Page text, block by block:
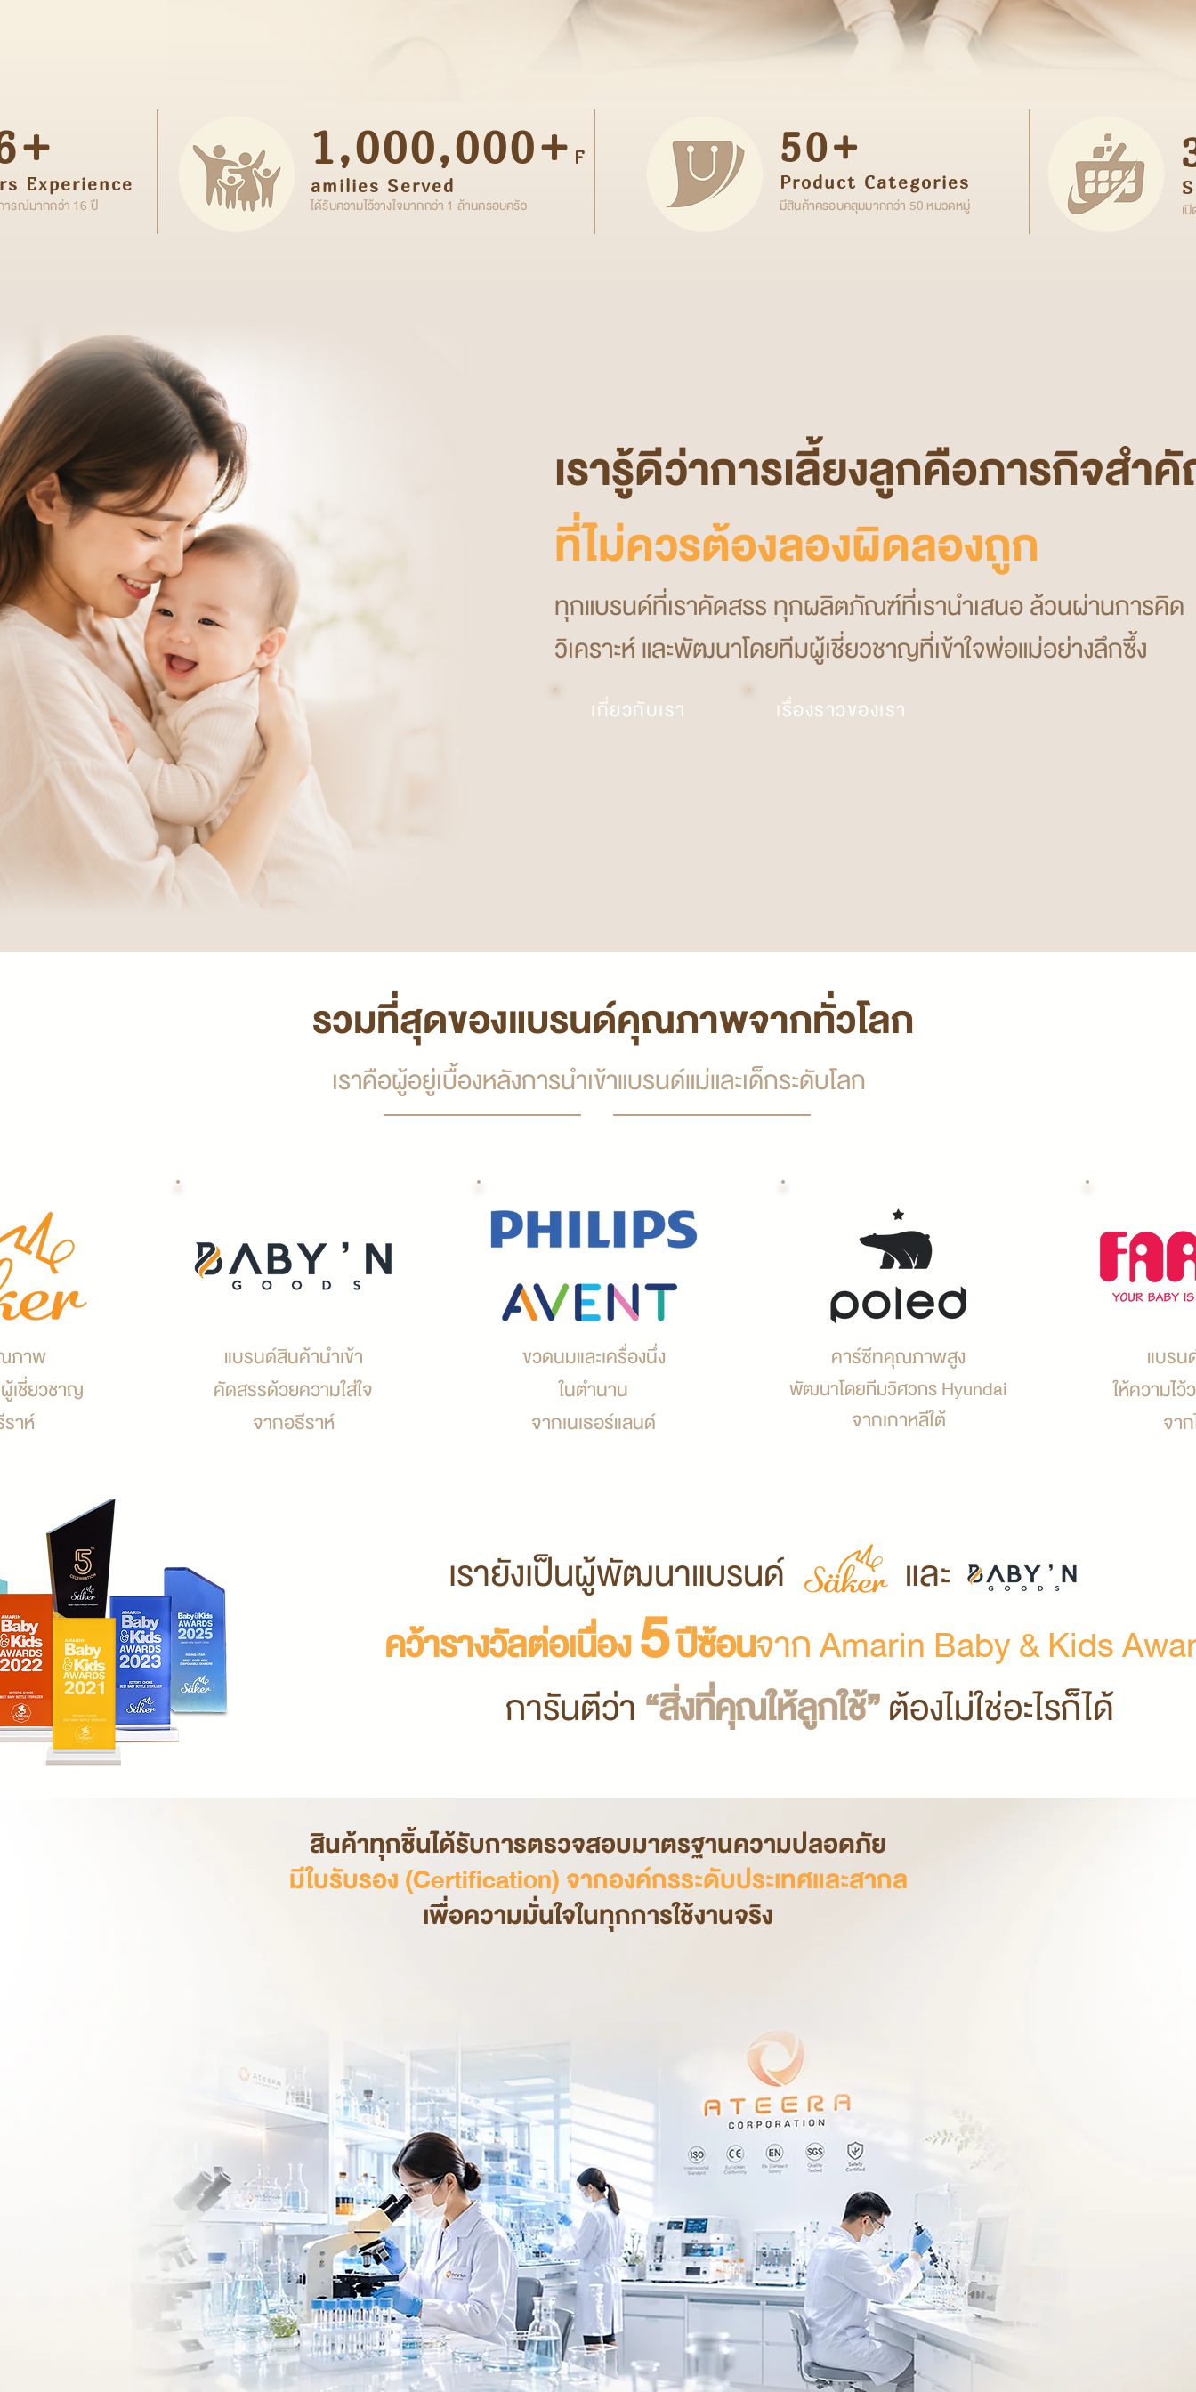
Experience
ารณ์มากกว่า 16 ปี
1,000,000+ F
amilies Served
ได้รับความไว้วางใจมากกว่า 1 ล้านครอบครัว
50+
Product Categories
มีสินค้าครอบคลุมมากกว่า 50 หมวดหมู่ เ
เรารู้ดีว่าการเลี้ยงลูกคือภารกิจสำ
ที่ไม่ควรต้องลองผิดลองถูก
ทุกแบรนด์ที่เราคัดสรร ทุกผลิตภัณฑ์ที่เรานำเสนอ ล้วนผ่านการคิด
วิเคราะห์ และพัฒนาโดยทีมผู้เชี่ยวชาญที่เข้าใจพ่อแม่อย่างลึกซึ้ง
เกี่ยวกับเรา เรื่องราวของเรา
รวมที่สุดของแบรนด์คุณภาพจากทั่วโลก
เราคือผู้อยู่เบื้องหลังการนำเข้าแบรนด์แม่และเด็กระดับโลก
ภาพ
เชี่ยวชาญ
าห์
แบรนด์สินค้านำเข้า
คัดสรรด้วยความใส่ใจ
จากอธีราห์
ขวดนมและเครื่องนึ่ง
ในตำนาน
จากเนเธอร์แลนด์
คาร์ซีทคุณภาพสูง
พัฒนาโดยทีมวิศวกร Hyundai
จากเกาหลีใต้
แบร
ให้ความไว้
จา
เรายังเป็นผู้พัฒนาแบรนด์ และ
คว้ารางวัลต่อเนื่อง5ปีซ้อนจาก Amarin Baby & Kids
การันตีว่า“สิ่งที่คุณให้ลูกใช้”ต้องไม่ใช่อะไรก็ได้
สินค้าทุกชิ้นได้รับการตรวจสอบมาตรฐานความปลอดภัย
มีใบรับรอง (Certification) จากองค์กรระดับประเทศและสากล
เพื่อความมั่นใจในทุกการใช้งานจริง